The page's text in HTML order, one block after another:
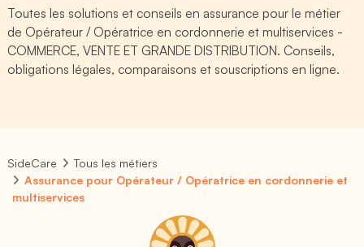
Toutes les solutions et conseils en assurance pour le métier
de Opérateur / Opératrice en cordonnerie et multiservices -
COMMERCE, VENTE ET GRANDE DISTRIBUTION. Conseils,
obligations légales, comparaisons et souscriptions en ligne.
SideCare
Tous les métiers
Assurance pour Opérateur / Opératrice en cordonnerie et
multiservices